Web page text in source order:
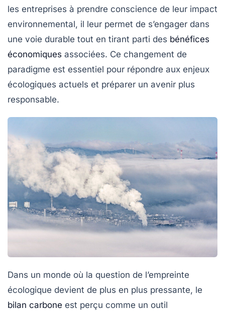
les entreprises à prendre conscience de leur impact
environnemental, il leur permet de s’engager dans
une voie durable tout en tirant parti des bénéfices
économiques associées. Ce changement de
paradigme est essentiel pour répondre aux enjeux
écologiques actuels et préparer un avenir plus
responsable.
Dans un monde où la question de l’empreinte
écologique devient de plus en plus pressante, le
bilan carbone est perçu comme un outil